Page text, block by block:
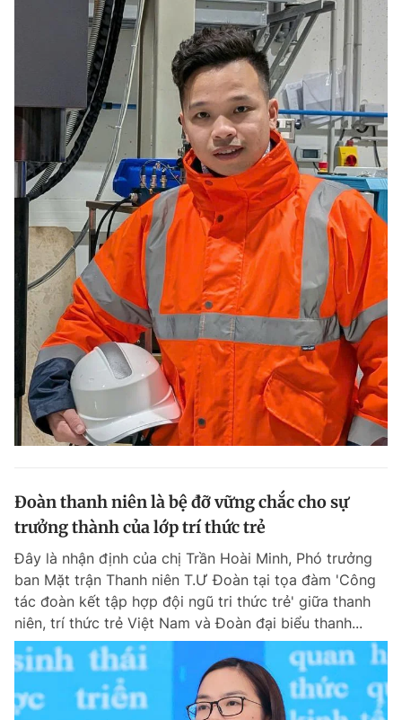
Đoàn thanh niên là bệ đỡ vững chắc cho sự
trưởng thành của lớp trí thức trẻ
Đây là nhận định của chị Trần Hoài Minh, Phó trưởng
ban Mặt trận Thanh niên T.Ư Đoàn tại tọa đàm 'Công
tác đoàn kết tập hợp đội ngũ tri thức trẻ' giữa thanh
niên, trí thức trẻ Việt Nam và Đoàn đại biểu thanh...